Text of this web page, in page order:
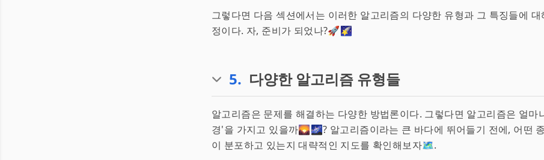
그렇다면 다음 섹션에서는 이러한 알고리즘의 다양한 유형과 그 특징들에 대
정이다. 자, 준비가 되었나?🚀🌠
5. 다양한 알고리즘 유형들
알고리즘은 문제를 해결하는 다양한 방법론이다. 그렇다면 알고리즘은 얼마
경'을 가지고 있을까🌄🌌? 알고리즘이라는 큰 바다에 뛰어들기 전에, 어떤
이 분포하고 있는지 대략적인 지도를 확인해보자🗺️.